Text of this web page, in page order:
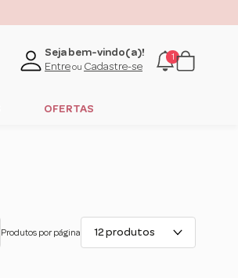
Seja bem-vindo(a)!
Entreou Cadastre-se
1
OFERTAS
Produtos por página 12 produtos